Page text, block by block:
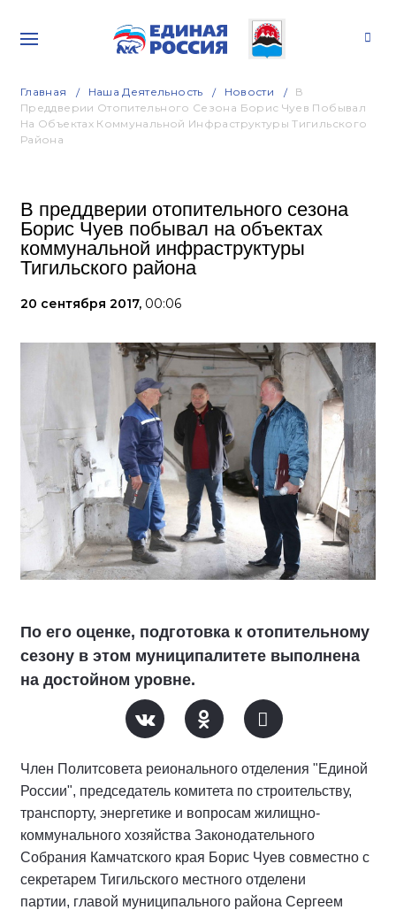
Главная Наша Деятельность Новости
В
Преддверии Отопительного Сезона Борис Чуев Побывал
На Объектах Коммунальной Инфраструктуры Тигильского
Района
В преддверии отопительного сезона
Борис Чуев побывал на объектах
коммунальной инфраструктуры
Тигильского района
20 сентября 2017, 00:06
По его оценке, подготовка к отопительному
сезону в этом муниципалитете выполнена
на достойном уровне.
Член Политсовета реионального отделения "Единой
России", председатель комитета по строительству,
транспорту, энергетике и вопросам жилищно-
коммунального хозяйства Законодательного
Собрания Камчатского края Борис Чуев совместно с
секретарем Тигильского местного отделени
партии, главой муниципального района Сергеем